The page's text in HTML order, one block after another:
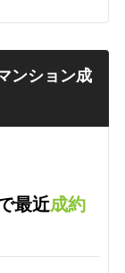
ンション成
最近成約